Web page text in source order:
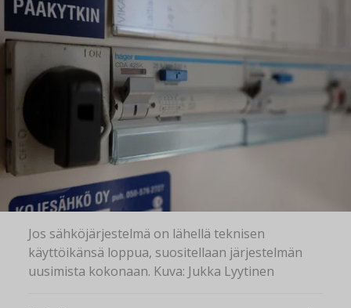
Jos sähköjärjestelmä on lähellä teknisen
käyttöikänsä loppua, suositellaan järjestelmän
uusimista kokonaan. Kuva: Jukka Lyytinen